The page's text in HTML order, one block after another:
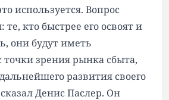
используется. Вопрос
те, кто быстрее его освоят и
они будут иметь
зрения рынка сбыта,
развития своего
Денис Паслер. Он